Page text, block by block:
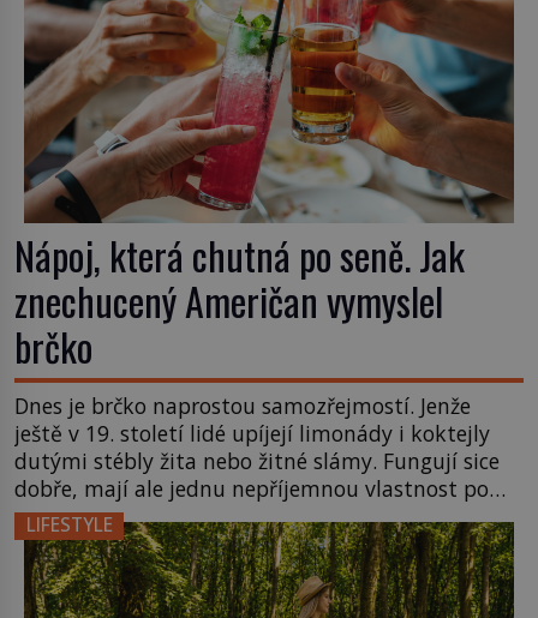
Nápoj, která chutná po seně. Jak
znechucený Američan vymyslel
brčko
Dnes je brčko naprostou samozřejmostí. Jenže
ještě v 19. století lidé upíjejí limonády i koktejly
dutými stébly žita nebo žitné slámy. Fungují sice
dobře, mají ale jednu nepříjemnou vlastnost po
chvíli se rozmáčejí a nápoji dodávají travnatou
příchuť. Právě tahle drobná nepříjemnost přivede
amerického výrobce cigaretových náustků k
nápadu, který změní způsob pití po celém […]
LIFESTYLE